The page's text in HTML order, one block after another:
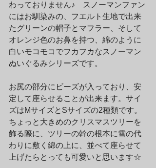
わっておりません♪　スノーマンファン
にはお馴染みの、フエルト生地で出来
たグリーンの帽子とマフラー、そして
オレンジ色のお鼻を持つ、綿のように
白いモコモコでフカフカなスノーマン
ぬいぐるみシリーズです。
お尻の部分にビーズが入っており、安
定して座らせることが出来ます。サイ
ズはMサイズとSサイズの2種類です。
ちょっと大きめのクリスマスツリーを
飾る際に、ツリーの幹の根本に雪の代
わりに敷く綿の上に、並べて座らせて
上げたらとっても可愛いと思います☆